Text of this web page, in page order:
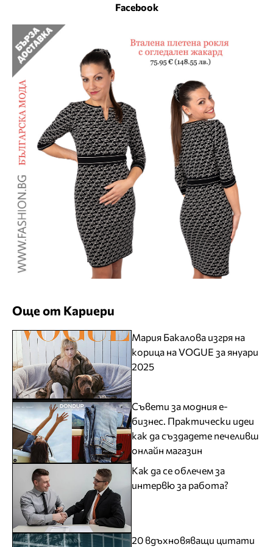
Facebook
Още от Кариери
Мария Бакалова изгря на
корица на VOGUE за януари
2025
Съвети за модния е-
бизнес. Практически идеи
как да създадете печеливш
онлайн магазин
Как да се облечем за
интервю за работа?
20 вдъхновяващи цитати